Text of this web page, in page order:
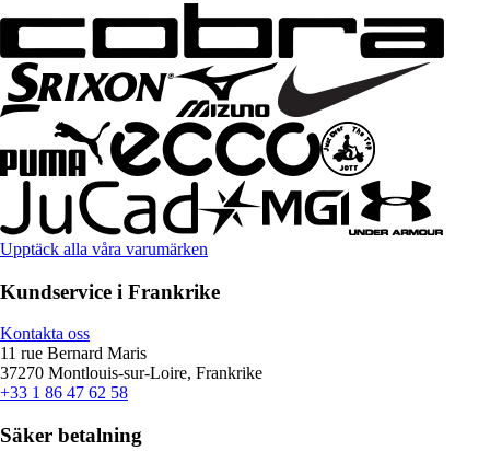
Upptäck alla våra varumärken
Kundservice i Frankrike
Kontakta oss
11 rue Bernard Maris
37270 Montlouis-sur-Loire, Frankrike
+33 1 86 47 62 58
Säker betalning